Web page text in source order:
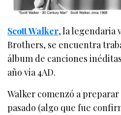
Scott Walker, la legendaria
Brothers, se encuentra
álbum de canciones
año via 4AD.
Walker comenzó a
pasado (algo que fue